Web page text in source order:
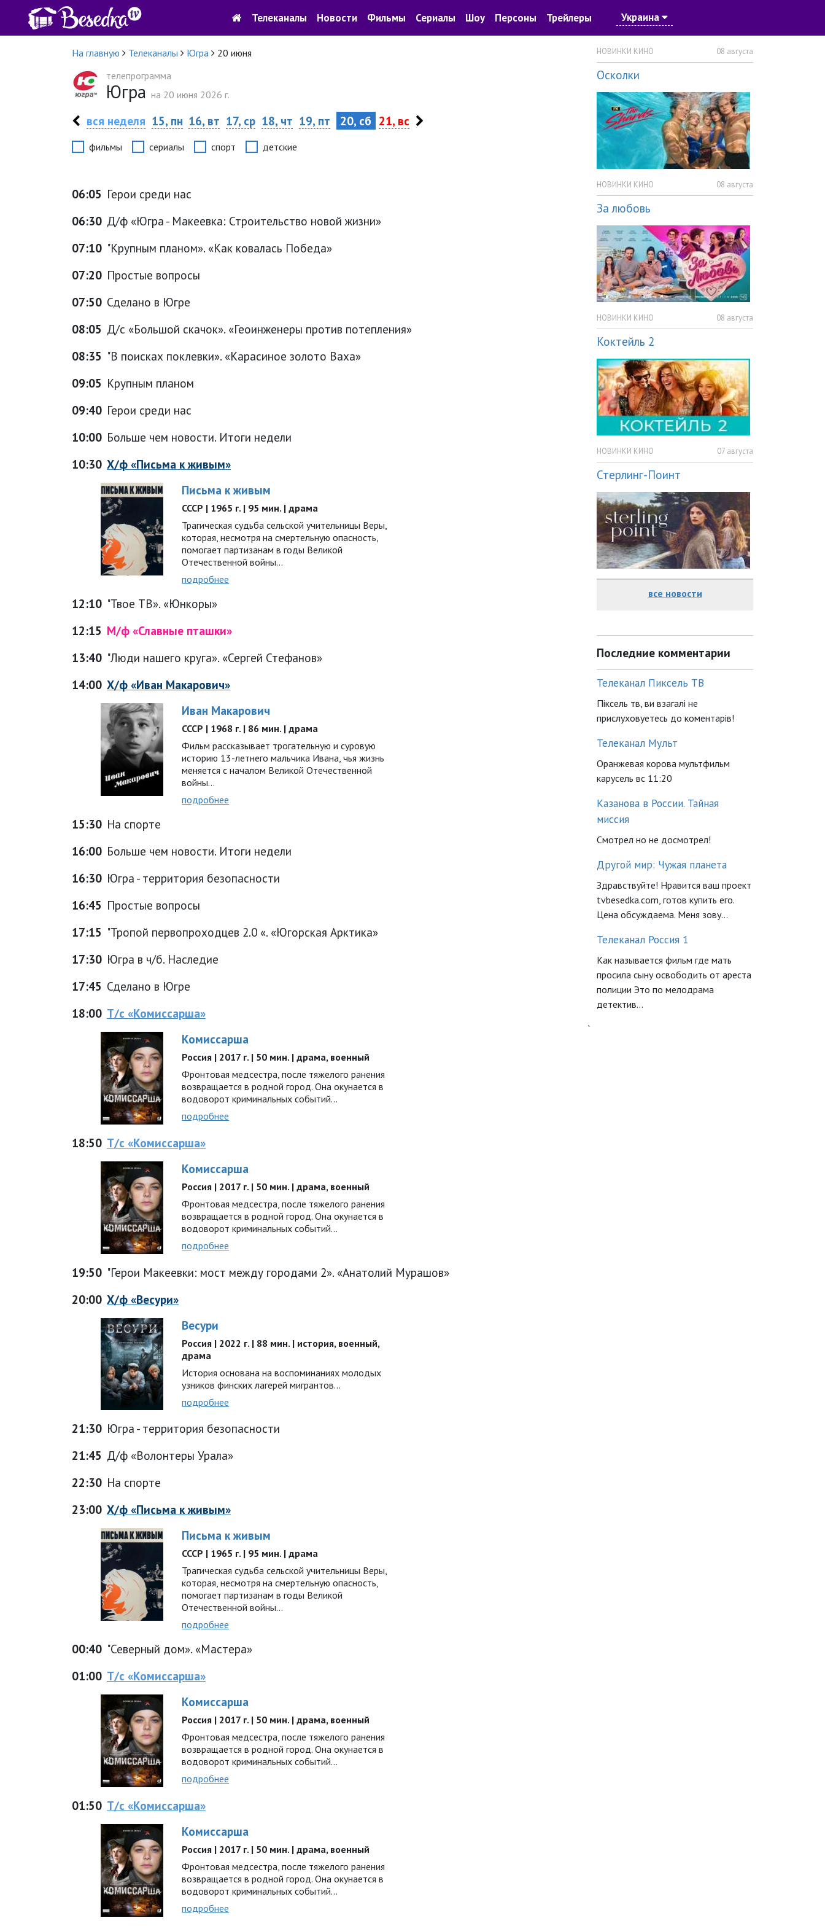
Телеканалы Новости Фильмы Сериалы Шоу Персоны Трейлеры Украина
На главную Телеканалы Югра
20 июня
телепрограмма
Югра на 20 июня 2026 г.
вся неделя 15, пн 16, вт 17, ср 18, чт 19, пт 20, сб 21, вс
фильмы сериалы спорт детские
06:05 Герои среди нас
06:30 Д/ф «Югра - Макеевка: Строительство новой жизни»
07:10 "Крупным планом». «Как ковалась Победа»
07:20 Простые вопросы
07:50 Сделано в Югре
08:05 Д/с «Большой скачок». «Геоинженеры против потепления»
08:35 "В поисках поклевки». «Карасиное золото Ваха»
09:05 Крупным планом
09:40 Герои среди нас
10:00 Больше чем новости. Итоги недели
10:30 Х/ф «Письма к живым»
Письма к живым
СССР | 1965 г. | 95 мин. | драма
Трагическая судьба сельской учительницы Веры,
которая, несмотря на смертельную опасность,
помогает партизанам в годы Великой
Отечественной войны…
подробнее
12:10 "Твое ТВ». «Юнкоры»
12:15 М/ф «Славные пташки»
13:40 "Люди нашего круга». «Сергей Стефанов»
14:00 Х/ф «Иван Макарович»
Иван Макарович
СССР | 1968 г. | 86 мин. | драма
Фильм рассказывает трогательную и суровую
историю 13-летнего мальчика Ивана, чья жизнь
меняется с началом Великой Отечественной
войны…
подробнее
15:30 На спорте
16:00 Больше чем новости. Итоги недели
16:30 Югра - территория безопасности
16:45 Простые вопросы
17:15 "Тропой первопроходцев 2.0 «. «Югорская Арктика»
17:30 Югра в ч/б. Наследие
17:45 Сделано в Югре
18:00 Т/с «Комиссарша»
Комиссарша
Россия | 2017 г. | 50 мин. | драма, военный
Фронтовая медсестра, после тяжелого ранения
возвращается в родной город. Она окунается в
водоворот криминальных событий…
подробнее
18:50 Т/с «Комиссарша»
Комиссарша
Россия | 2017 г. | 50 мин. | драма, военный
Фронтовая медсестра, после тяжелого ранения
возвращается в родной город. Она окунается в
водоворот криминальных событий…
подробнее
19:50 "Герои Макеевки: мост между городами 2». «Анатолий Мурашов»
20:00 Х/ф «Весури»
Весури
Россия | 2022 г. | 88 мин. | история, военный,
драма
История основана на воспоминаниях молодых
узников финских лагерей мигрантов...
подробнее
21:30 Югра - территория безопасности
21:45 Д/ф «Волонтеры Урала»
22:30 На спорте
23:00 Х/ф «Письма к живым»
Письма к живым
СССР | 1965 г. | 95 мин. | драма
Трагическая судьба сельской учительницы Веры,
которая, несмотря на смертельную опасность,
помогает партизанам в годы Великой
Отечественной войны…
подробнее
00:40 "Северный дом». «Мастера»
01:00 Т/с «Комиссарша»
Комиссарша
Россия | 2017 г. | 50 мин. | драма, военный
Фронтовая медсестра, после тяжелого ранения
возвращается в родной город. Она окунается в
водоворот криминальных событий…
подробнее
01:50 Т/с «Комиссарша»
Комиссарша
Россия | 2017 г. | 50 мин. | драма, военный
Фронтовая медсестра, после тяжелого ранения
возвращается в родной город. Она окунается в
водоворот криминальных событий…
подробнее
НОВИНКИ КИНО 08 августа
Осколки
НОВИНКИ КИНО 08 августа
За любовь
НОВИНКИ КИНО 08 августа
Коктейль 2
НОВИНКИ КИНО 07 августа
Стерлинг-Поинт
все новости
Последние комментарии
Телеканал Пиксель ТВ
Піксель тв, ви взагалі не
прислуховуетесь до коментарів!
Телеканал Мульт
Оранжевая корова мультфильм
карусель вс 11:20
Казанова в России. Тайная
миссия
Смотрел но не досмотрел!
Другой мир: Чужая планета
Здравствуйте! Нравится ваш проект
tvbesedka.com, готов купить его.
Цена обсуждаема. Меня зову...
Телеканал Россия 1
Как называется фильм где мать
просила сыну освободить от ареста
полиции Это по мелодрама
детектив...
`